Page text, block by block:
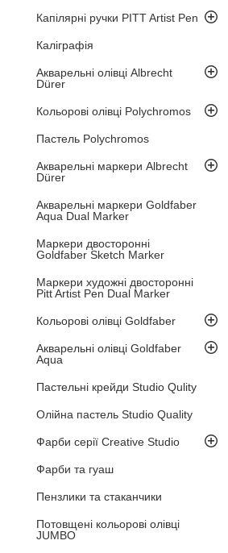
Капілярні ручки PITT Artist Pen
Каліграфія
Акварельні олівці Albrecht
Dürer
Кольорові олівці Polychromos
Пастель Polychromos
Акварельні маркери Albrecht
Dürer
Акварельні маркери Goldfaber
Aqua Dual Marker
Маркери двосторонні
Goldfaber Sketch Marker
Маркери художні двосторонні
Pitt Artist Pen Dual Marker
Кольорові олівці Goldfaber
Акварельні олівці Goldfaber
Aqua
Пастельні крейди Studio Qulity
Олійна пастель Studio Quality
Фарби серії Creative Studio
Фарби та гуаш
Пензлики та стаканчики
Потовщені кольорові олівці
JUMBO